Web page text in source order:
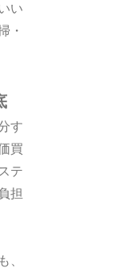
い
・
す
買
テ
担
、